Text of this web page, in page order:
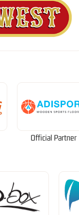
Official Partner